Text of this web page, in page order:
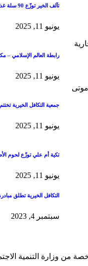
تآلف الخير توزّع 90 سلة غذائية للأسر المتعففة شمال الأردن
يونيو 11, 2025
رابطة العالم الإسلامي –
يونيو 11, 2025
جمعية التكافل الخيرية
يونيو 11, 2025
تكية أم علي توزّع لحوم
يونيو 11, 2025
التكافل الخيرية تطلق
سبتمبر 4, 2023
وزارة التنمية